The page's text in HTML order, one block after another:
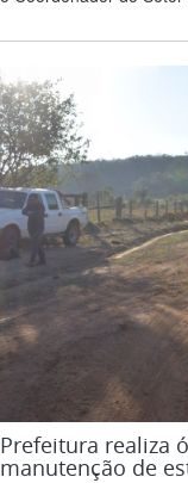
Prefeitura realiza
manutenção de